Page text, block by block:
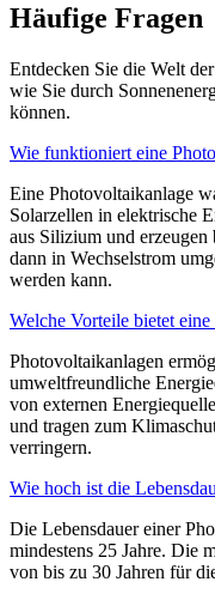
Häufige Fragen
Entdecken Sie die Welt
wie Sie durch
können.
Wie funktioniert eine
Eine Photovoltaikanlage
Solarzellen in elektrische
aus Silizium und
dann in Wechselstrom
werden kann.
Welche Vorteile bietet
Photovoltaikanlagen
umweltfreundliche
von externen
und tragen zum
verringern.
Wie hoch ist die
Die Lebensdauer einer
mindestens 25 Jahre. Die
von bis zu 30 Jahren für